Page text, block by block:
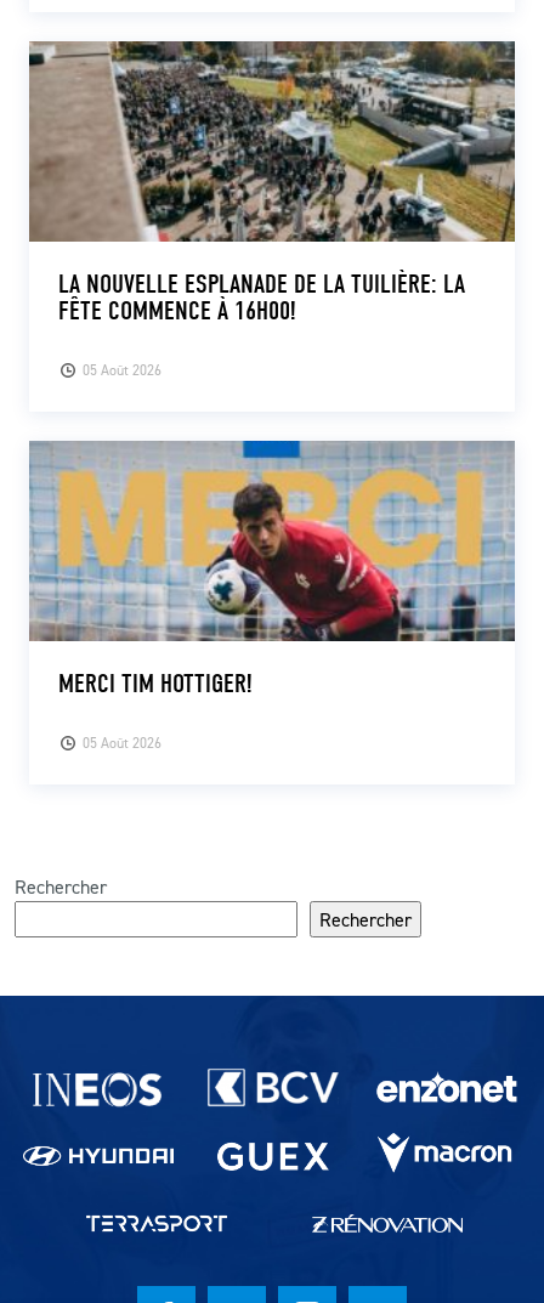
05 Août 2026
LA NOUVELLE ESPLANADE DE LA TUILIÈRE: LA
FÊTE COMMENCE À 16H00!
05 Août 2026
MERCI TIM HOTTIGER!
Rechercher
Rechercher
Partenaires du lausanne-Sport